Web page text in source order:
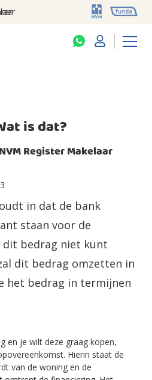
is dat?
Register Makelaar
in dat de bank
staan voor de
bedrag niet kunt
dit bedrag omzetten in
het bedrag in termijnen
en je wilt deze graag kopen,
Hierin staat de
van de woning en de